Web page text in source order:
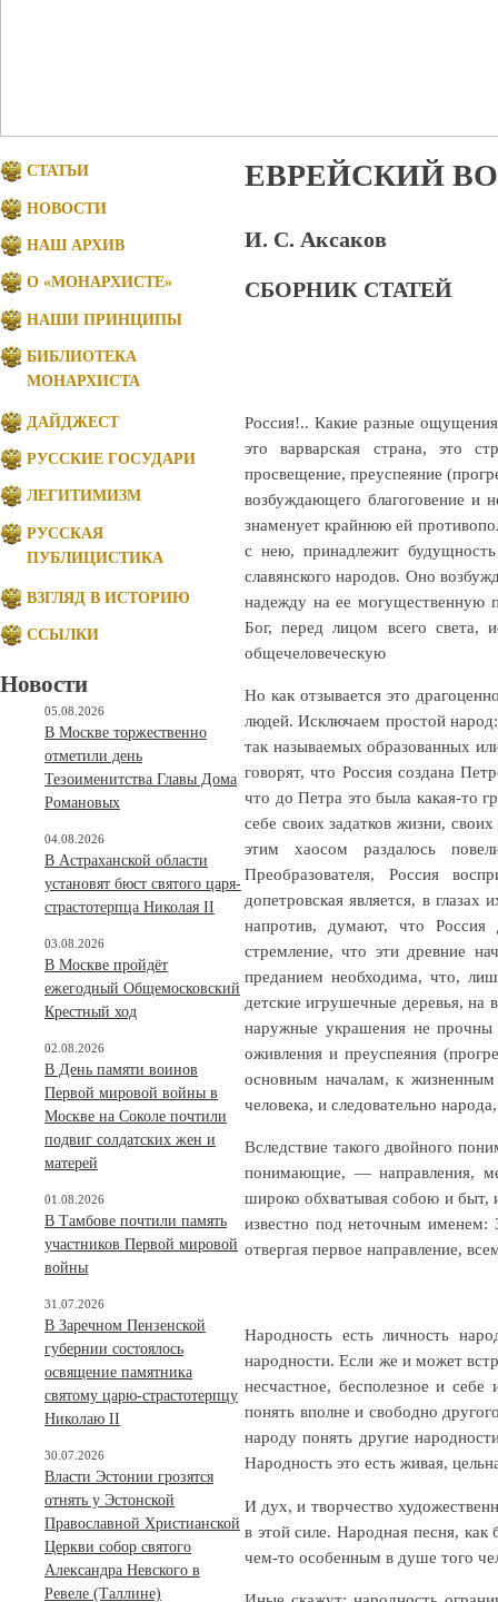
ЕВРЕЙСКИЙ
И. С. Аксаков
СБОРНИК СТАТЕЙ
Россия!.. Какие разные
это варварская страна, это
просвещение, преуспеяние
возбуждающего благоговение и
знаменует крайнюю ей
с нею, принадлежит
славянского народов. Оно
надежду на ее могущественную
Бог, перед лицом всего света,
общечеловеческую
Но как отзывается это
людей. Исключаем простой
так называемых образованных
говорят, что Россия создана
что до Петра это была какая-то
себе своих задатков жизни,
этим хаосом раздалось
Преобразователя, Россия
допетровская является, в
напротив, думают, что Россия
стремление, что эти древние
преданием необходима, что,
детские игрушечные деревья, на
наружные украшения не прочны
оживления и преуспеяния
основным началам, к
человека, и следовательно
Вследствие такого двойного
понимающие, — направления,
широко обхватывая собою и быт,
известно под неточным именем:
отвергая первое направление,
Народность есть личность
народности. Если же и может
несчастное, бесполезное и
понять вполне и свободно
народу понять другие
Народность это есть живая,
И дух, и творчество
в этой силе. Народная песня, как
чем-то особенным в душе того
СТАТЬИ
НОВОСТИ
НАШ АРХИВ
О «МОНАРХИСТЕ»
НАШИ ПРИНЦИПЫ
БИБЛИОТЕКА
МОНАРХИСТА
ДАЙДЖЕСТ
РУССКИЕ ГОСУДАРИ
ЛЕГИТИМИЗМ
РУССКАЯ
ПУБЛИЦИСТИКА
ВЗГЛЯД В ИСТОРИЮ
ССЫЛКИ
Новости
В Москве торжественно
отметили день
Тезоименитства Главы Дома
Романовых
05.08.2026
В Астраханской области
установят бюст святого царя-
страстотерпца Николая II
04.08.2026
В Москве пройдёт
ежегодный Общемосковский
Крестный ход
03.08.2026
В День памяти воинов
Первой мировой войны в
Москве на Соколе почтили
подвиг солдатских жен и
матерей
02.08.2026
В Тамбове почтили память
участников Первой мировой
войны
01.08.2026
В Заречном Пензенской
губернии состоялось
освящение памятника
святому царю-страстотерпцу
Николаю II
31.07.2026
Власти Эстонии грозятся
отнять у Эстонской
Православной Христианской
Церкви собор святого
Александра Невского в
Ревеле (Таллине)
30.07.2026